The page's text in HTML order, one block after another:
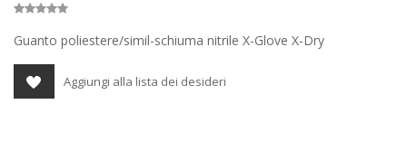
Guanto poliestere/simil-schiuma nitrile X-Glove X-Dry
Aggiungi alla lista dei desideri